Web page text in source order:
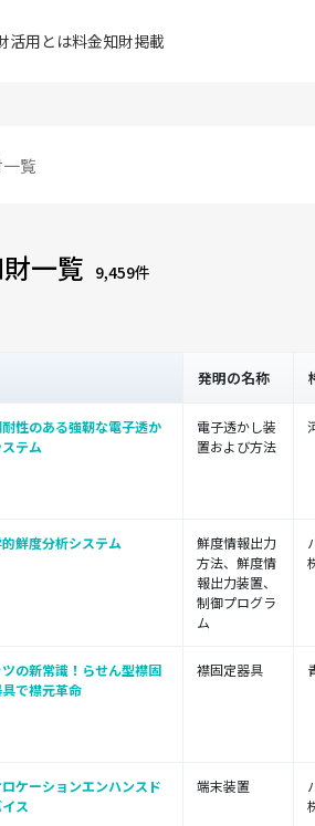
活用とは料金知財掲載
一覧 9,459件
発明の名称
性のある強靭な電子透か
テム
電子透かし装
置および方法
鮮度分析システム
鮮度情報出力
方法、鮮度情
報出力装置、
制御プログラ
ム
の新常識！らせん型襟固
で襟元革命
襟固定器具
ケーションエンハンスド
ス
端末装置